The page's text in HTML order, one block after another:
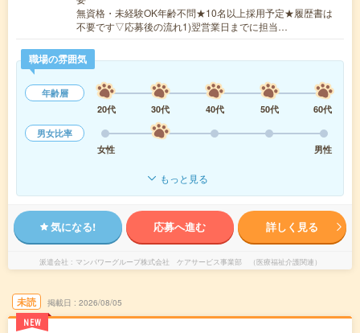
無資格・未経験OK年齢不問★10名以上採用予定★履歴書は
不要です▽応募後の流れ1)翌営業日までに担当…
職場の雰囲気
年齢層
20代
30代 40代 50代
60代
男女比率
女性
男性
もっと見る
気になる! 応募へ進む 詳しく見る
派遣会社 マンパワーグループ株式会社 ケアサービス事業部 （医療福祉介護関連）
未読
NEW
掲載日 2026/08/05